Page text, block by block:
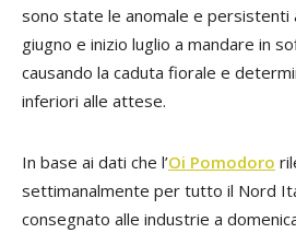
sono state le anomale e
giugno e inizio luglio a mandare in
causando la caduta fiorale e
inferiori alle attese.
In base ai dati che l’Oi Pomodoro
settimanalmente per tutto il Nord
consegnato alle industrie a